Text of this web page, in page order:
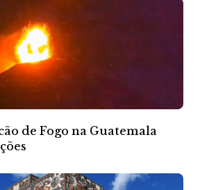
de Fogo na Guatemala